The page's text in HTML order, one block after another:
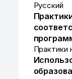
Русский
Практики